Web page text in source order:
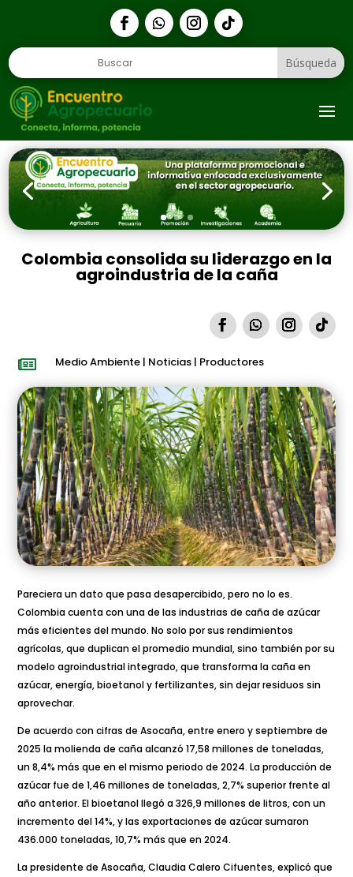
Colombia consolida su liderazgo en la
agroindustria de la caña
 Medio Ambiente| Noticias| Productores
Pareciera un dato que pasa desapercibido, pero no lo es.
Colombia cuenta con una de las industrias de caña de azúcar
más eficientes del mundo. No solo por sus rendimientos
agrícolas, que duplican el promedio mundial, sino también por su
modelo agroindustrial integrado, que transforma la caña en
azúcar, energía, bioetanol y fertilizantes, sin dejar residuos sin
aprovechar.
De acuerdo con cifras de Asocaña, entre enero y septiembre de
2025 la molienda de caña alcanzó 17,58 millones de toneladas,
un 8,4% más que en el mismo periodo de 2024. La producción de
azúcar fue de 1,46 millones de toneladas, 2,7% superior frente al
año anterior. El bioetanol llegó a 326,9 millones de litros, con un
incremento del 14%, y las exportaciones de azúcar sumaron
436.000 toneladas, 10,7% más que en 2024.
La presidente de Asocaña, Claudia Calero Cifuentes, explicó que